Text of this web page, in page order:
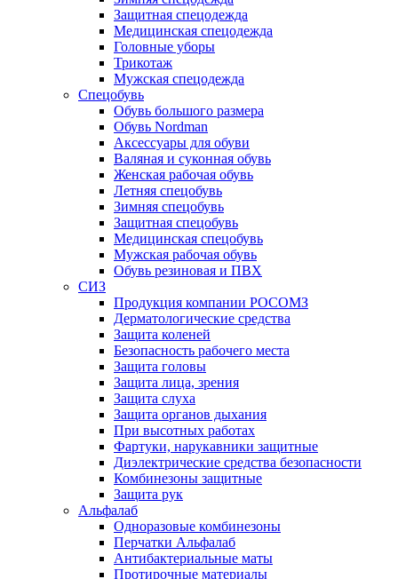
Защитная спецодежда
Медицинская спецодежда
Головные уборы
Трикотаж
Мужская спецодежда
Спецобувь
Обувь большого размера
Обувь Nordman
Аксессуары для обуви
Валяная и суконная обувь
Женская рабочая обувь
Летняя спецобувь
Зимняя спецобувь
Защитная спецобувь
Медицинская спецобувь
Мужская рабочая обувь
Обувь резиновая и ПВХ
СИЗ
Продукция компании РОСОМЗ
Дерматологические средства
Защита коленей
Безопасность рабочего места
Защита головы
Защита лица, зрения
Защита слуха
Защита органов дыхания
При высотных работах
Фартуки, нарукавники защитные
Диэлектрические средства безопасности
Комбинезоны защитные
Защита рук
Альфалаб
Одноразовые комбинезоны
Перчатки Альфалаб
Антибактериальные маты
Протирочные материалы